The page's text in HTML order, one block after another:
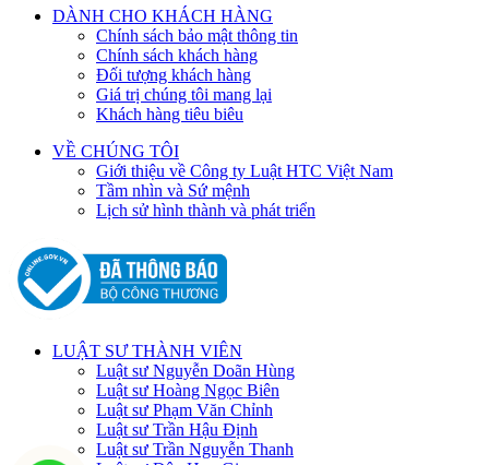
DÀNH CHO KHÁCH HÀNG
Chính sách bảo mật thông tin
Chính sách khách hàng
Đối tượng khách hàng
Giá trị chúng tôi mang lại
Khách hàng tiêu biêu
VỀ CHÚNG TÔI
Giới thiệu về Công ty Luật HTC Việt Nam
Tầm nhìn và Sứ mệnh
Lịch sử hình thành và phát triển
LUẬT SƯ THÀNH VIÊN
Luật sư Nguyễn Doãn Hùng
Luật sư Hoàng Ngọc Biên
Luật sư Phạm Văn Chỉnh
Luật sư Trần Hậu Định
Luật sư Trần Nguyễn Thanh